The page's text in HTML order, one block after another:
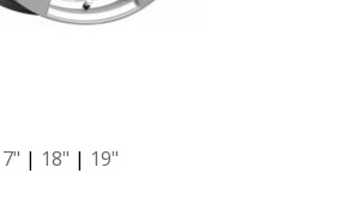
| 18" | 19"